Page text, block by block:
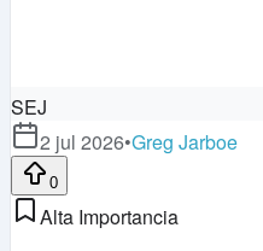
SEJ
2 jul 2026•Greg Jarboe
0
Alta Importancia